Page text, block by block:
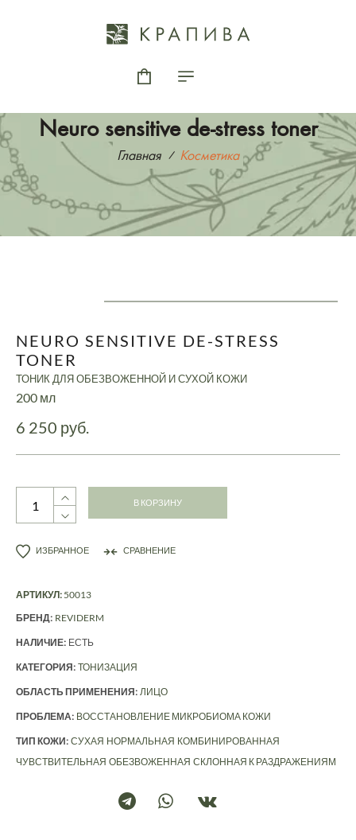
Neuro sensitive de-stress toner
Главная Косметика
NEURO SENSITIVE DE-STRESS
TONER
ТОНИК ДЛЯ ОБЕЗВОЖЕННОЙ И СУХОЙ КОЖИ
200 мл
6 250 руб.
В КОРЗИНУ
ИЗБРАННОЕ СРАВНЕНИЕ
АРТИКУЛ: 50013
БРЕНД: REVIDERM
НАЛИЧИЕ: ЕСТЬ
КАТЕГОРИЯ: ТОНИЗАЦИЯ
ОБЛАСТЬ ПРИМЕНЕНИЯ: ЛИЦО
ПРОБЛЕМА: ВОССТАНОВЛЕНИЕ МИКРОБИОМА КОЖИ
ТИП КОЖИ: СУХАЯ НОРМАЛЬНАЯ КОМБИНИРОВАННАЯ
ЧУВСТВИТЕЛЬНАЯ ОБЕЗВОЖЕННАЯ СКЛОННАЯ К РАЗДРАЖЕНИЯМ